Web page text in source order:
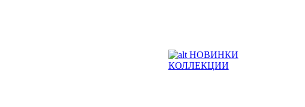
НОВИНКИ
КОЛЛЕКЦИИ